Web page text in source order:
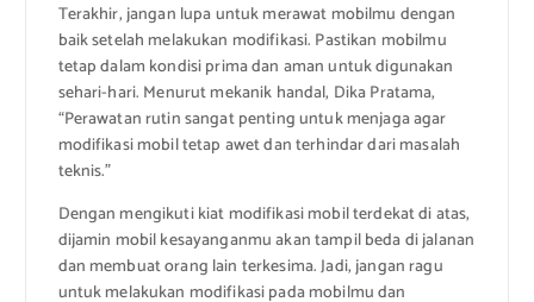
Terakhir, jangan lupa untuk merawat mobilmu dengan
baik setelah melakukan modifikasi. Pastikan mobilmu
tetap dalam kondisi prima dan aman untuk digunakan
sehari-hari. Menurut mekanik handal, Dika Pratama,
“Perawatan rutin sangat penting untuk menjaga agar
modifikasi mobil tetap awet dan terhindar dari masalah
teknis.”
Dengan mengikuti kiat modifikasi mobil terdekat di atas,
dijamin mobil kesayanganmu akan tampil beda di jalanan
dan membuat orang lain terkesima. Jadi, jangan ragu
untuk melakukan modifikasi pada mobilmu dan